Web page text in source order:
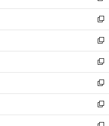
開
く
ウ
で
開
く
ン
ド
ウ
で
開
く
し
い
ウ
ィ
ン
ド
ウ
で
開
く
新
し
い
ウ
ィ
ン
ド
ウ
で
開
新
し
い
ウ
ィ
ン
ド
ウ
新
し
い
ウ
ィ
ン
新
し
い
ウ
新
し